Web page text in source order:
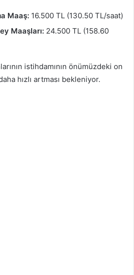
Maaş: 16.500 TL (130.50 TL/saat)
Maaşları: 24.500 TL (158.60
istihdamının önümüzdeki on
hızlı artması bekleniyor.